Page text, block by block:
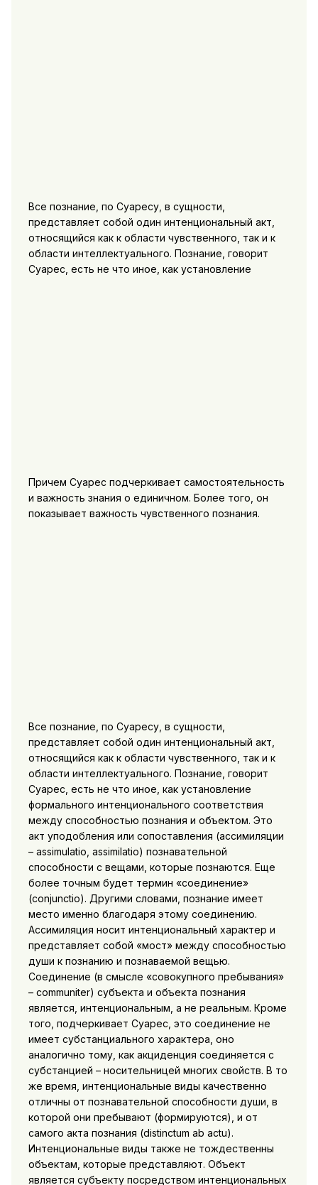
Все познание, по Суаресу, в сущности,
представляет собой один интенциональный акт,
относящийся как к области чувственного, так и к
области интеллектуального. Познание, говорит
Суарес, есть не что иное, как установление
Причем Суарес подчеркивает самостоятельность
и важность знания о единичном. Более того, он
показывает важность чувственного познания.
Все познание, по Суаресу, в сущности,
представляет собой один интенциональный акт,
относящийся как к области чувственного, так и к
области интеллектуального. Познание, говорит
Суарес, есть не что иное, как установление
формального интенционального соответствия
между способностью познания и объектом. Это
акт уподобления или сопоставления (ассимиляции
– assimulatio, assimilatio) познавательной
способности с вещами, которые познаются. Еще
более точным будет термин «соединение»
(conjunctio). Другими словами, познание имеет
место именно благодаря этому соединению.
Ассимиляция носит интенциональный характер и
представляет собой «мост» между способностью
души к познанию и познаваемой вещью.
Соединение (в смысле «совокупного пребывания»
– communiter) субъекта и объекта познания
является, интенциональным, а не реальным. Кроме
того, подчеркивает Суарес, это соединение не
имеет субстанциального характера, оно
аналогично тому, как акциденция соединяется с
субстанцией – носительницей многих свойств. В то
же время, интенциональные виды качественно
отличны от познавательной способности души, в
которой они пребывают (формируются), и от
самого акта познания (distinctum ab actu).
Интенциональные виды также не тождественны
объектам, которые представляют. Объект
является субъекту посредством интенциональных